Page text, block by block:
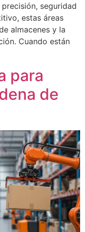
seguridad
estas áreas
almacenes y la
Cuando están
para
de